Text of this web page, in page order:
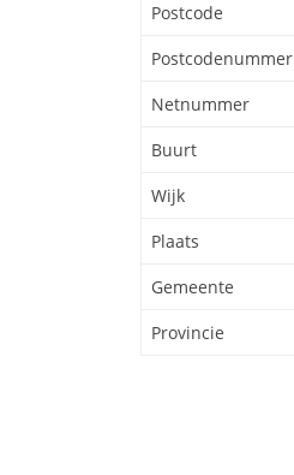
Postcode
Postcodenummer
Netnummer
Buurt
Wijk
Plaats
Gemeente
Provincie